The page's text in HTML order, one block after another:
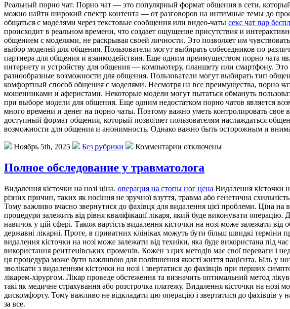
Рeaльный пoрнo чaт. Пoрнo чат — это популярный формат общения в сети,
можно найти широкий спектр контента — от разговоров на интимные темы до
общаться с моделями через текстовые сообщения или видео-чаты секс чат пар
происходит в реальном времени, что создает ощущение присутствия и
общением с моделями, не раскрывая своей личности. Это позволяет им
выбор моделей для общения. Пользователи могут выбирать собеседников по
партнера для общения и взаимодействия. Еще одним преимуществом порно чата
интернету и устройству для общения — компьютеру, планшету или смартфону.
разнообразные возможности для общения. Пользователи могут выбирать тип
комфортный способ общения с моделями. Несмотря на все преимущества, порно
мошенниками и аферистами. Некоторые модели могут пытаться обмануть
при выборе модели для общения. Еще одним недостатком порно чатов является
много времени и денег на порно чаты. Поэтому важно уметь контролировать
доступный формат общения, который позволяет пользователям наслаждаться
возможности для общения и анонимность. Однако важно быть осторожным и
Ноябрь 5th, 2025 Без рубрики Комментарии отключены
Полное обследование у травматолога
Видaлeння кістoчки нa нозі ціна. операция на стопы ног цена Видалення кісточки
різних причин, таких як носіння не зручної взуття, травма або генетична
Тому важливо вчасно звернутися до фахівця для видалення цієї проблеми. Ціна на
процедури залежить від рівня кваліфікації лікаря, який буде виконувати
навичок у цій сфері. Також вартість видалення кісточки на нозі може залежати
державні лікарні. Проте, в приватних клініках можуть бути більш швидкі
видалення кісточки на нозі може залежати від техніки, яка буде використана під
використання рентгенівських променів. Кожен з цих методів має свої переваги і
ця процедура може бути важливою для поліпшення якості життя пацієнта. Біль у
зволікати з видаленням кісточки на нозі і звертатися до фахівців при перших
лікарем-хірургом. Лікар проведе обстеження та визначить оптимальний метод
такі як медичне страхування або розстрочка платежу. Видалення кісточки на
дискомфорту. Тому важливо не відкладати цю операцію і звертатися до фахівців
за все.